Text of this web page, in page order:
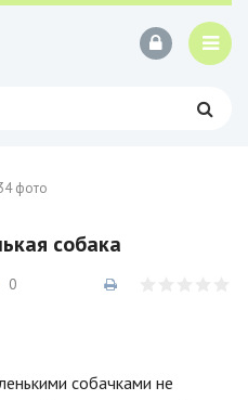
фото
собака
0
собачками не